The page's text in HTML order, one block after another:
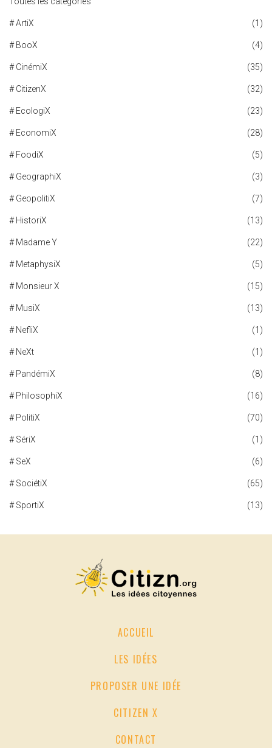
# ArtiX (1)
# BooX (4)
# CinémiX (35)
# CitizenX (32)
# EcologiX (23)
# EconomiX (28)
# FoodiX (5)
# GeographiX (3)
# GeopolitiX (7)
# HistoriX (13)
# Madame Y (22)
# MetaphysiX (5)
# Monsieur X (15)
# MusiX (13)
# NefliX (1)
# NeXt (1)
# PandémiX (8)
# PhilosophiX (16)
# PolitiX (70)
# SériX (1)
# SeX (6)
# SociétiX (65)
# SportiX (13)
ACCUEIL
LES IDÉES
PROPOSER UNE IDÉE
CITIZEN X
CONTACT